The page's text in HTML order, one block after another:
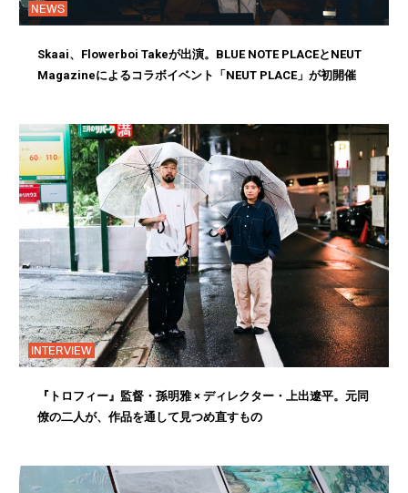
NEWS
Skaai、Flowerboi Takeが出演。BLUE NOTE PLACEとNEUT
Magazineによるコラボイベント「NEUT PLACE」が初開催
INTERVIEW
『トロフィー』監督・孫明雅 × ディレクター・上出遼平。元同
僚の二人が、作品を通して見つめ直すもの